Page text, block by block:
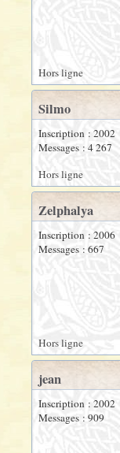
Hors ligne
Silmo
Inscription : 2002
Messages : 4 267
Hors ligne
Zelphalya
Inscription : 2006
Messages : 667
Hors ligne
jean
Inscription : 2002
Messages : 909